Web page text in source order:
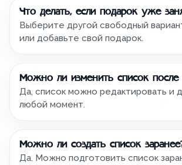
Что делать, если подарок уже
Выберите другой свободный
или добавьте свой подарок.
Можно ли изменить список после
Да, список можно редактировать и
любой момент.
Можно ли создать список
Да. Можно подготовить список